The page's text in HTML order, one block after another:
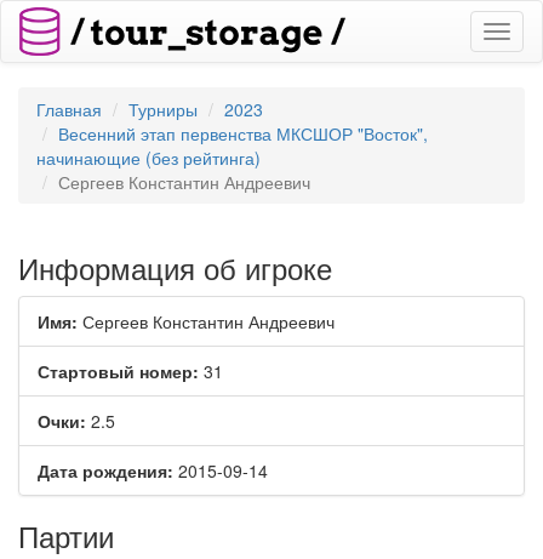
Главная Турниры
2023
Весенний этап первенства МКСШОР "Восток",
начинающие (без рейтинга)
Сергеев Константин Андреевич
Информация об игроке
Имя: Сергеев Константин Андреевич
Стартовый номер: 31
Очки: 2.5
Дата рождения: 2015-09-14
Партии